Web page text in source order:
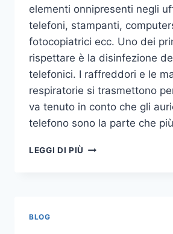
elementi onnipresenti negli
telefoni, stampanti,
fotocopiatrici ecc. Uno dei
rispettare è la disinfezione
telefonici. I raffreddori e le
respiratorie si trasmettono
va tenuto in conto che gli
telefono sono la parte che
LEGGI DI PIÙ UN
BLOG